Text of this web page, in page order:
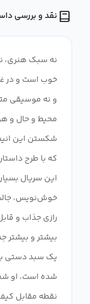
نقد و بررسی داستان
نه سبک هنری،
خوب است و در
و نه موسیقی
محیط و حال و
شکستن این
که با طرح
این سریال
خوش‌نویس، جالب
یک سبد دستی
شده است، او
نقطه مقابل